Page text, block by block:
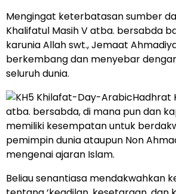
Mengingat keterbatasan sumber
Khalifatul Masih V atba. bersabda
karunia Allah swt., Jemaat
berkembang dan menyebar
seluruh dunia.
Hadhrat
atba. bersabda, di mana pun dan
memiliki kesempatan untuk
pemimpin dunia ataupun Non
mengenai ajaran Islam.
Beliau senantiasa mendakwahkan